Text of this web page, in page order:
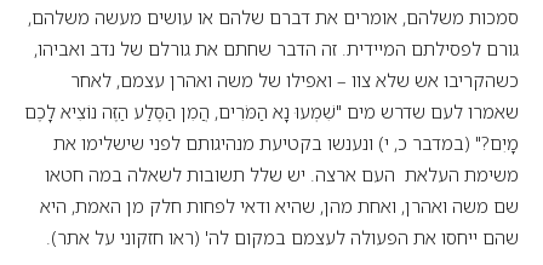
סמכות משלהם, אומרים את דברם שלהם או עושים מעשה משלהם,
גורם לפסילתם המיידית. זה הדבר שחתם את גורלם של נדב ואביהו,
כשהקריבו אש שלא צוו – ואפילו של משה ואהרן עצמם, לאחר
שאמרו לעם שדרש מים "שִׁמְעוּ נָא הַמֹּרִים, הֲמִן הַסֶּלַע הַזֶּה נוֹצִיא לָכֶם
מָיִם?" (במדבר כ, י) ונענשו בקטיעת מנהיגותם לפני שישלימו את
משימת העלאת העם ארצה. יש שלל תשובות לשאלה במה חטאו
שם משה ואהרן, ואחת מהן, שהיא ודאי לפחות חלק מן האמת, היא
שהם ייחסו את הפעולה לעצמם במקום לה' (ראו חזקוני על אתר).